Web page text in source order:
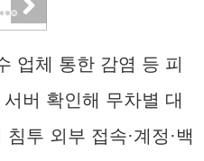
업체 통한 감염 등 피
버 확인해 무차별 대
투 외부 접속·계정·백